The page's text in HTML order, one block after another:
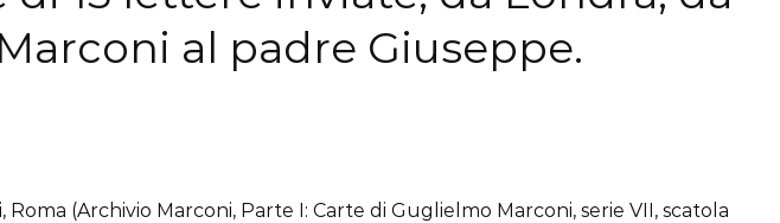
al padre Giuseppe.
(Archivio Marconi, Parte I: Carte di Guglielmo Marconi, serie VII, scatola